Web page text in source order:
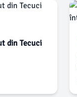
din Tecuci